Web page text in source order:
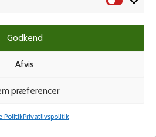
Godkend
Afvis
præferencer
PolitikPrivatlivspolitik
KAMPAGNE